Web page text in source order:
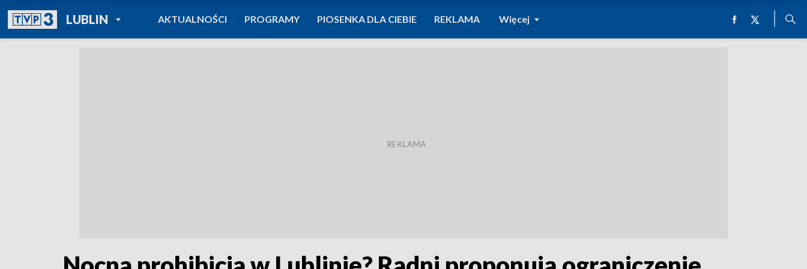
LUBLINPOWRÓT DO
TVP REGIONY
AKTUALNOŚCI PROGRAMY PIOSENKA DLA CIEBIE REKLAMA Więcej